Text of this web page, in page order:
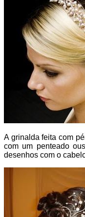
A grinalda feita com
com um penteado
desenhos com o